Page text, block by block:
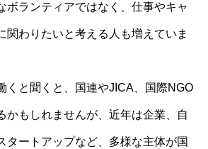
ボランティアではなく、仕事やキャ
関わりたいと考える人も増えていま
くと聞くと、国連やJICA、国際NGO
かもしれませんが、近年は企業、自
タートアップなど、多様な主体が国